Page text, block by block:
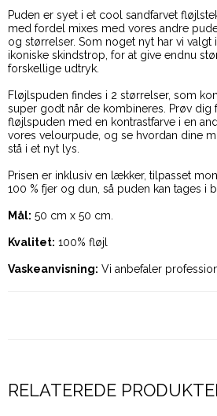
Puden er syet i et cool sandfarvet
med fordel mixes med vores andre
og størrelser. Som noget nyt har vi valgt
ikoniske skindstrop, for at give endnu
forskellige udtryk.
Fløjlspuden findes i 2 størrelser, som
super godt når de kombineres. Prøv dig
fløjlspuden med en kontrastfarve i en
vores velourpude, og se hvordan dine
stå i et nyt lys.
Prisen er inklusiv en lækker, tilpasset
100 % fjer og dun, så puden kan tages i
Mål: 50 cm x 50 cm.
Kvalitet: 100% fløjl
Vaskeanvisning: Vi anbefaler
RELATEREDE